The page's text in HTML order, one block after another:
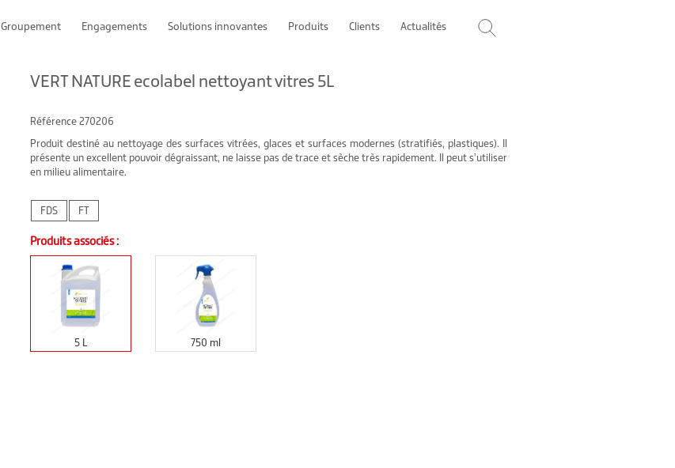
Groupement Engagements Solutions innovantes Produits Clients Actualités
VERT NATURE ecolabel nettoyant vitres 5L
Référence270206
Produit destiné au nettoyage des surfaces vitrées, glaces et surfaces modernes (stratifiés, plastiques). Il
présente un excellent pouvoir dégraissant, ne laisse pas de trace et sèche très rapidement. Il peut s’utiliser
en milieu alimentaire.
FDS FT
Produits associés :
5 L 750 ml